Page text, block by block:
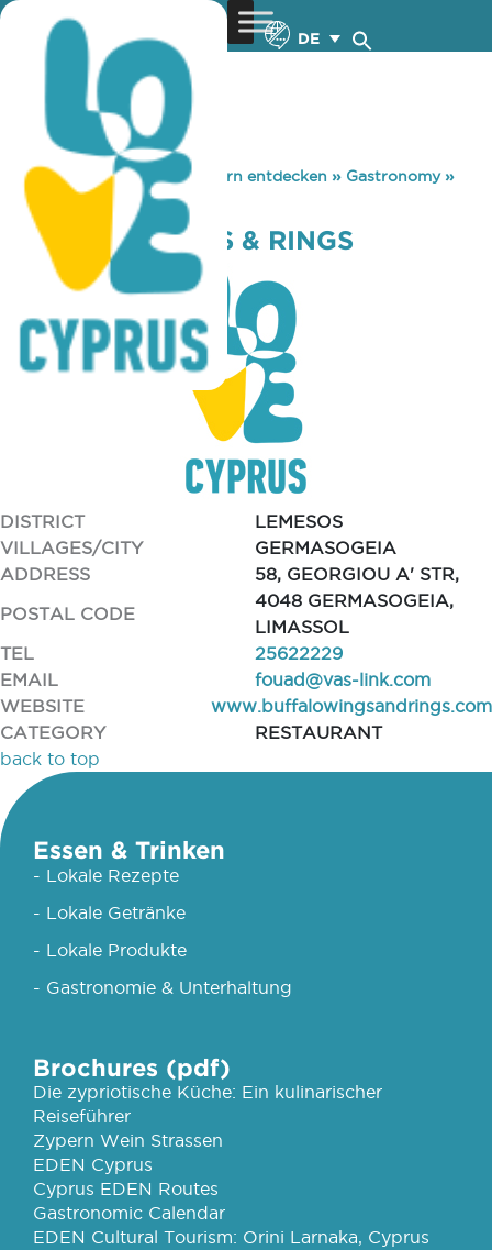
DE
You are here: Home »Zypern entdecken » Gastronomy»
BUFFALO WINGS & RINGS
BUFFALO WINGS & RINGS
DISTRICT
LEMESOS
VILLAGES/CITY
GERMASOGEIA
ADDRESS
58, GEORGIOU A' STR,
POSTAL CODE
4048 GERMASOGEIA,
LIMASSOL
TEL
25622229
EMAIL
fouad@vas-link.com
WEBSITE
www.buffalowingsandrings.com
CATEGORY
RESTAURANT
back to top
Essen & Trinken
- Lokale Rezepte
- Lokale Getränke
- Lokale Produkte
- Gastronomie & Unterhaltung
Brochures (pdf)
Die zypriotische Küche: Ein kulinarischer
Reiseführer
Zypern Wein Strassen
EDEN Cyprus
Cyprus EDEN Routes
Gastronomic Calendar
EDEN Cultural Tourism: Orini Larnaka, Cyprus